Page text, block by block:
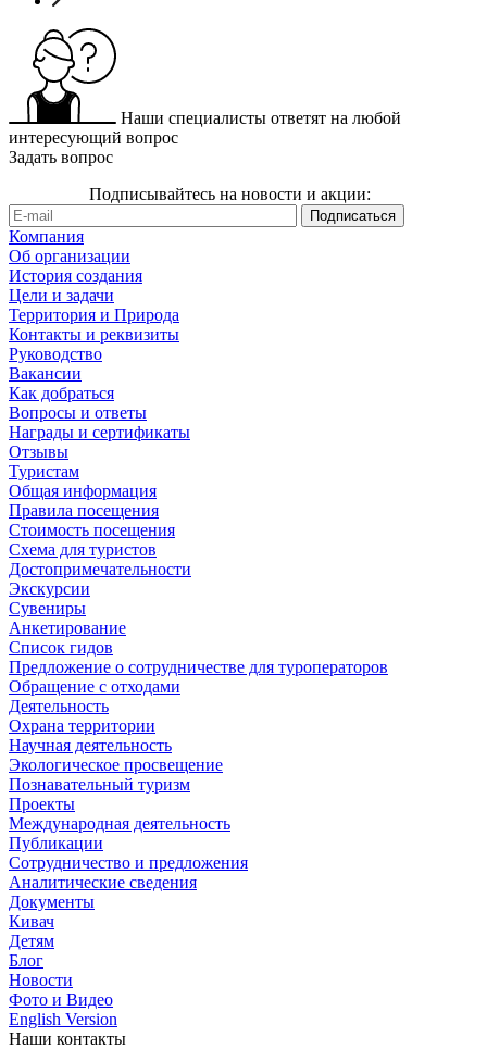
Наши специалисты ответят на любой
интересующий вопрос
Задать вопрос
Подписывайтесь на новости и акции:
Компания
Об организации
История создания
Цели и задачи
Территория и Природа
Контакты и реквизиты
Руководство
Вакансии
Как добраться
Вопросы и ответы
Награды и сертификаты
Отзывы
Туристам
Общая информация
Правила посещения
Стоимость посещения
Схема для туристов
Достопримечательности
Экскурсии
Сувениры
Анкетирование
Список гидов
Предложение о сотрудничестве для туроператоров
Обращение с отходами
Деятельность
Охрана территории
Научная деятельность
Экологическое просвещение
Познавательный туризм
Проекты
Международная деятельность
Публикации
Сотрудничество и предложения
Аналитические сведения
Документы
Кивач
Детям
Блог
Новости
Фото и Видео
English Version
Наши контакты